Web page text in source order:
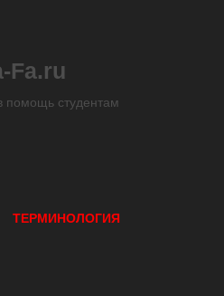
Fa.ru
помощь студентам
ТЕРМИНОЛОГИЯ